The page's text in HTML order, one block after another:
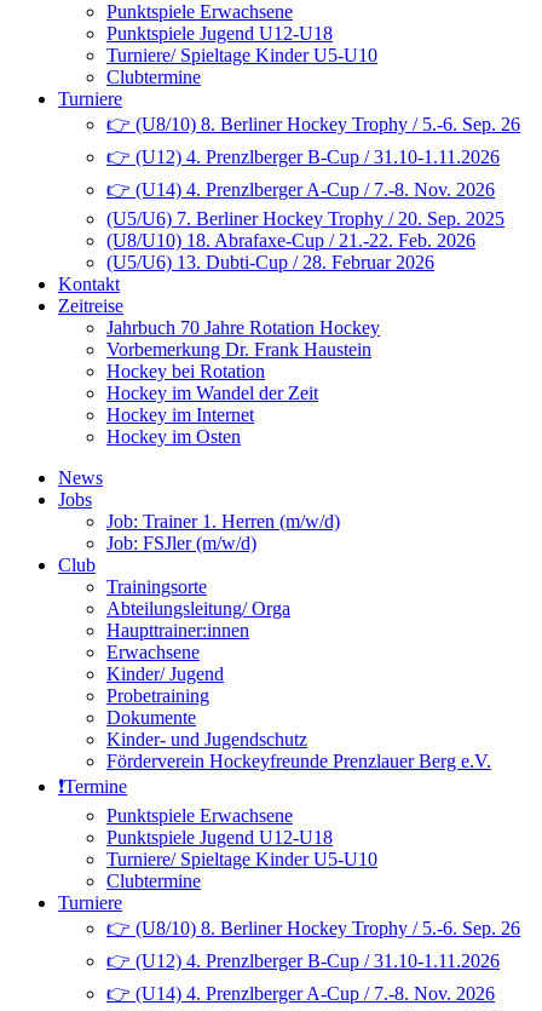
Punktspiele Erwachsene
Punktspiele Jugend U12-U18
Turniere/ Spieltage Kinder U5-U10
Clubtermine
Turniere
👉 (U8/10) 8. Berliner Hockey Trophy / 5.-6. Sep. 26
👉 (U12) 4. Prenzlberger B-Cup / 31.10-1.11.2026
👉 (U14) 4. Prenzlberger A-Cup / 7.-8. Nov. 2026
(U5/U6) 7. Berliner Hockey Trophy / 20. Sep. 2025
(U8/U10) 18. Abrafaxe-Cup / 21.-22. Feb. 2026
(U5/U6) 13. Dubti-Cup / 28. Februar 2026
Kontakt
Zeitreise
Jahrbuch 70 Jahre Rotation Hockey
Vorbemerkung Dr. Frank Haustein
Hockey bei Rotation
Hockey im Wandel der Zeit
Hockey im Internet
Hockey im Osten
News
Jobs
Job: Trainer 1. Herren (m/w/d)
Job: FSJler (m/w/d)
Club
Trainingsorte
Abteilungsleitung/ Orga
Haupttrainer:innen
Erwachsene
Kinder/ Jugend
Probetraining
Dokumente
Kinder- und Jugendschutz
Förderverein Hockeyfreunde Prenzlauer Berg e.V.
❗️Termine
Punktspiele Erwachsene
Punktspiele Jugend U12-U18
Turniere/ Spieltage Kinder U5-U10
Clubtermine
Turniere
👉 (U8/10) 8. Berliner Hockey Trophy / 5.-6. Sep. 26
👉 (U12) 4. Prenzlberger B-Cup / 31.10-1.11.2026
👉 (U14) 4. Prenzlberger A-Cup / 7.-8. Nov. 2026